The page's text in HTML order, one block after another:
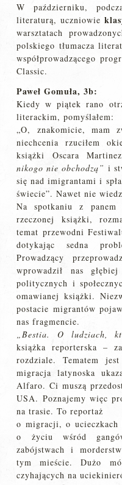
W październiku,
literaturą, uczniowie
warsztatach
polskiego tłumacza
współprowadzącego
Classic.
Paweł Gomuła, 3b:
Kiedy w piątek rano
literackim, pomyślałem:
„O, znakomicie, mam
niechcenia rzuciłem
książki Oscara
nikogo nie obchodzą” i
się nad imigrantami i
świecie”. Nawet nie
Na spotkaniu z panem
rzeczonej książki,
temat przewodni
dotykając sedna
Prowadzący
wprowadził nas
politycznych i
omawianej książki.
postacie migrantów
nas fragmencie.
„Bestia. O ludziach,
książka reporterska –
rozdziale. Tematem
migracja latynoska
Alfaro. Ci muszą
USA. Poznajemy więc
na trasie. To reportaż
o migracji, o ucieczkach
o życiu wśród
zabójstwach i
tym mieście. Dużo
czyhających na